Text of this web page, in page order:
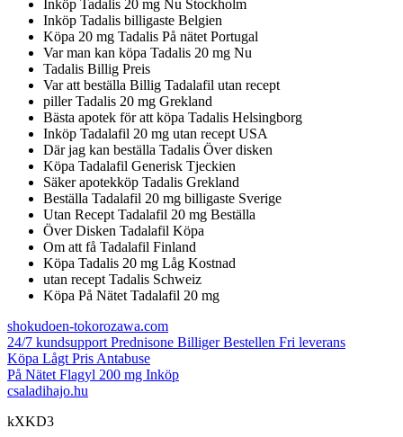
Inköp Tadalis 20 mg Nu Stockholm
Inköp Tadalis billigaste Belgien
Köpa 20 mg Tadalis På nätet Portugal
Var man kan köpa Tadalis 20 mg Nu
Tadalis Billig Preis
Var att beställa Billig Tadalafil utan recept
piller Tadalis 20 mg Grekland
Bästa apotek för att köpa Tadalis Helsingborg
Inköp Tadalafil 20 mg utan recept USA
Där jag kan beställa Tadalis Över disken
Köpa Tadalafil Generisk Tjeckien
Säker apotekköp Tadalis Grekland
Beställa Tadalafil 20 mg billigaste Sverige
Utan Recept Tadalafil 20 mg Beställa
Över Disken Tadalafil Köpa
Om att få Tadalafil Finland
Köpa Tadalis 20 mg Låg Kostnad
utan recept Tadalis Schweiz
Köpa På Nätet Tadalafil 20 mg
shokudoen-tokorozawa.com
24/7 kundsupport Prednisone Billiger Bestellen Fri leverans
Köpa Lågt Pris Antabuse
På Nätet Flagyl 200 mg Inköp
csaladihajo.hu
kXKD3